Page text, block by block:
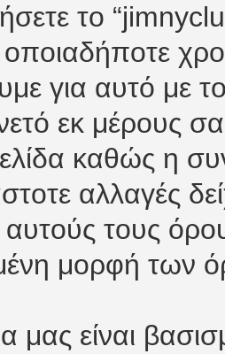
το
για αυτό με
εκ μέρους
καθώς η
αλλαγές
τους
μορφή των
μας είναι